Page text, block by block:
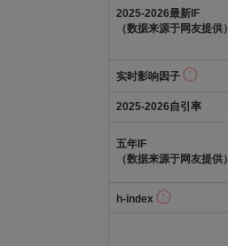
2025-2026最新IF
（数据来源于网友提供）
实时影响因子
2025-2026自引率
五年IF
（数据来源于网友提供）
h-index